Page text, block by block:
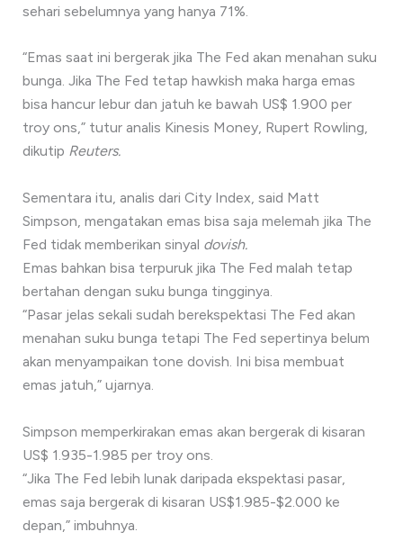
sehari sebelumnya yang hanya 71%.
“Emas saat ini bergerak jika The Fed akan menahan suku
bunga. Jika The Fed tetap hawkish maka harga emas
bisa hancur lebur dan jatuh ke bawah US$ 1.900 per
troy ons,” tutur analis Kinesis Money, Rupert Rowling,
dikutip Reuters.
Sementara itu, analis dari City Index, said Matt
Simpson, mengatakan emas bisa saja melemah jika The
Fed tidak memberikan sinyal dovish.
Emas bahkan bisa terpuruk jika The Fed malah tetap
bertahan dengan suku bunga tingginya.
“Pasar jelas sekali sudah berekspektasi The Fed akan
menahan suku bunga tetapi The Fed sepertinya belum
akan menyampaikan tone dovish. Ini bisa membuat
emas jatuh,” ujarnya.
Simpson memperkirakan emas akan bergerak di kisaran
US$ 1.935-1.985 per troy ons.
“Jika The Fed lebih lunak daripada ekspektasi pasar,
emas saja bergerak di kisaran US$1.985-$2.000 ke
depan,” imbuhnya.